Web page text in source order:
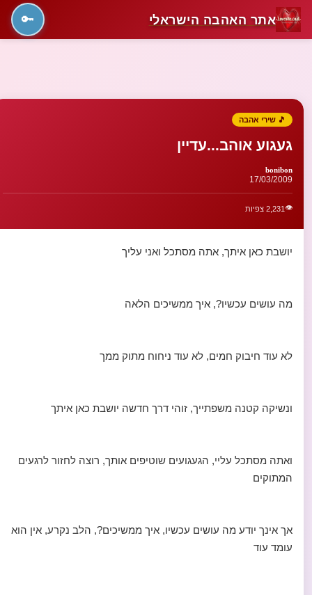
אתר האהבה הישראלי 🔑
🎵 שירי אהבה
געגוע אוהב...עדיין
bonibon
17/03/2009
👁️ 2,231 צפיות
יושבת כאן איתך, אתה מסתכל ואני עליך
מה עושים עכשיו?, איך ממשיכים הלאה
לא עוד חיבוק חמים, לא עוד ניחוח מתוק ממך
ונשיקה קטנה משפתייך, זוהי דרך חדשה יושבת כאן איתך
ואתה מסתכל עליי, הגעגועים שוטיפים אותך, רוצה לחזור לרגעים
המתוקים
אך אינך יודע מה עושים עכשיו, איך ממשיכים?, הלב נקרע, אין הוא
עומד עוד